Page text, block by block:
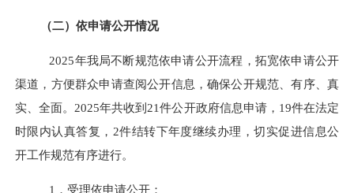
（二）依申请公开情况
2025年我局不断规范依申请公开流程，拓宽依申请公开
渠道，方便群众申请查阅公开信息，确保公开规范、有序、真
实、全面。 2025年共收到 21件公开政府信息申请， 19件在法定
时限内认真答复， 2件结转下年度继续办理，切实促进信息公
开工作规范有序进行。
1 ．受理依申请公开：